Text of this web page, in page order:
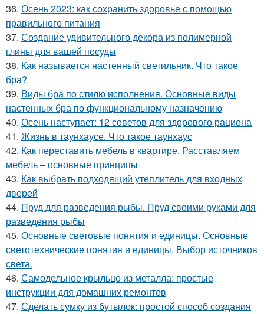
36. Осень 2023: как сохранить здоровье с помощью
правильного питания
37. Создание удивительного декора из полимерной
глины для вашей посуды
38. Как называется настенный светильник. Что такое
бра?
39. Виды бра по стилю исполнения. Основные виды
настенных бра по функциональному назначению
40. Осень наступает: 12 советов для здорового рациона
41. Жизнь в таунхаусе. Что такое таунхаус
42. Как переставить мебель в квартире. Расставляем
мебель – основные принципы
43. Как выбрать подходящий утеплитель для входных
дверей
44. Пруд для разведения рыбы. Пруд своими руками для
разведения рыбы
45. Основные световые понятия и единицы. Основные
светотехнические понятия и единицы. Выбор источников
света.
46. Самодельное крыльцо из металла: простые
инструкции для домашних ремонтов
47. Сделать сумку из бутылок: простой способ создания